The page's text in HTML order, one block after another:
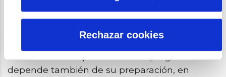
Rechazar cookies
aporta la plataforma digital es impresionante”.
Formación del profesorado
depende también de su preparación, en